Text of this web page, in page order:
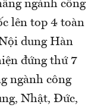
ngành công
lên top 4 toàn
dung Hàn
đứng thứ 7
ngành công
Nhật, Đức,